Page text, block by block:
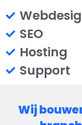
SEO
Hosting
Support
Wij